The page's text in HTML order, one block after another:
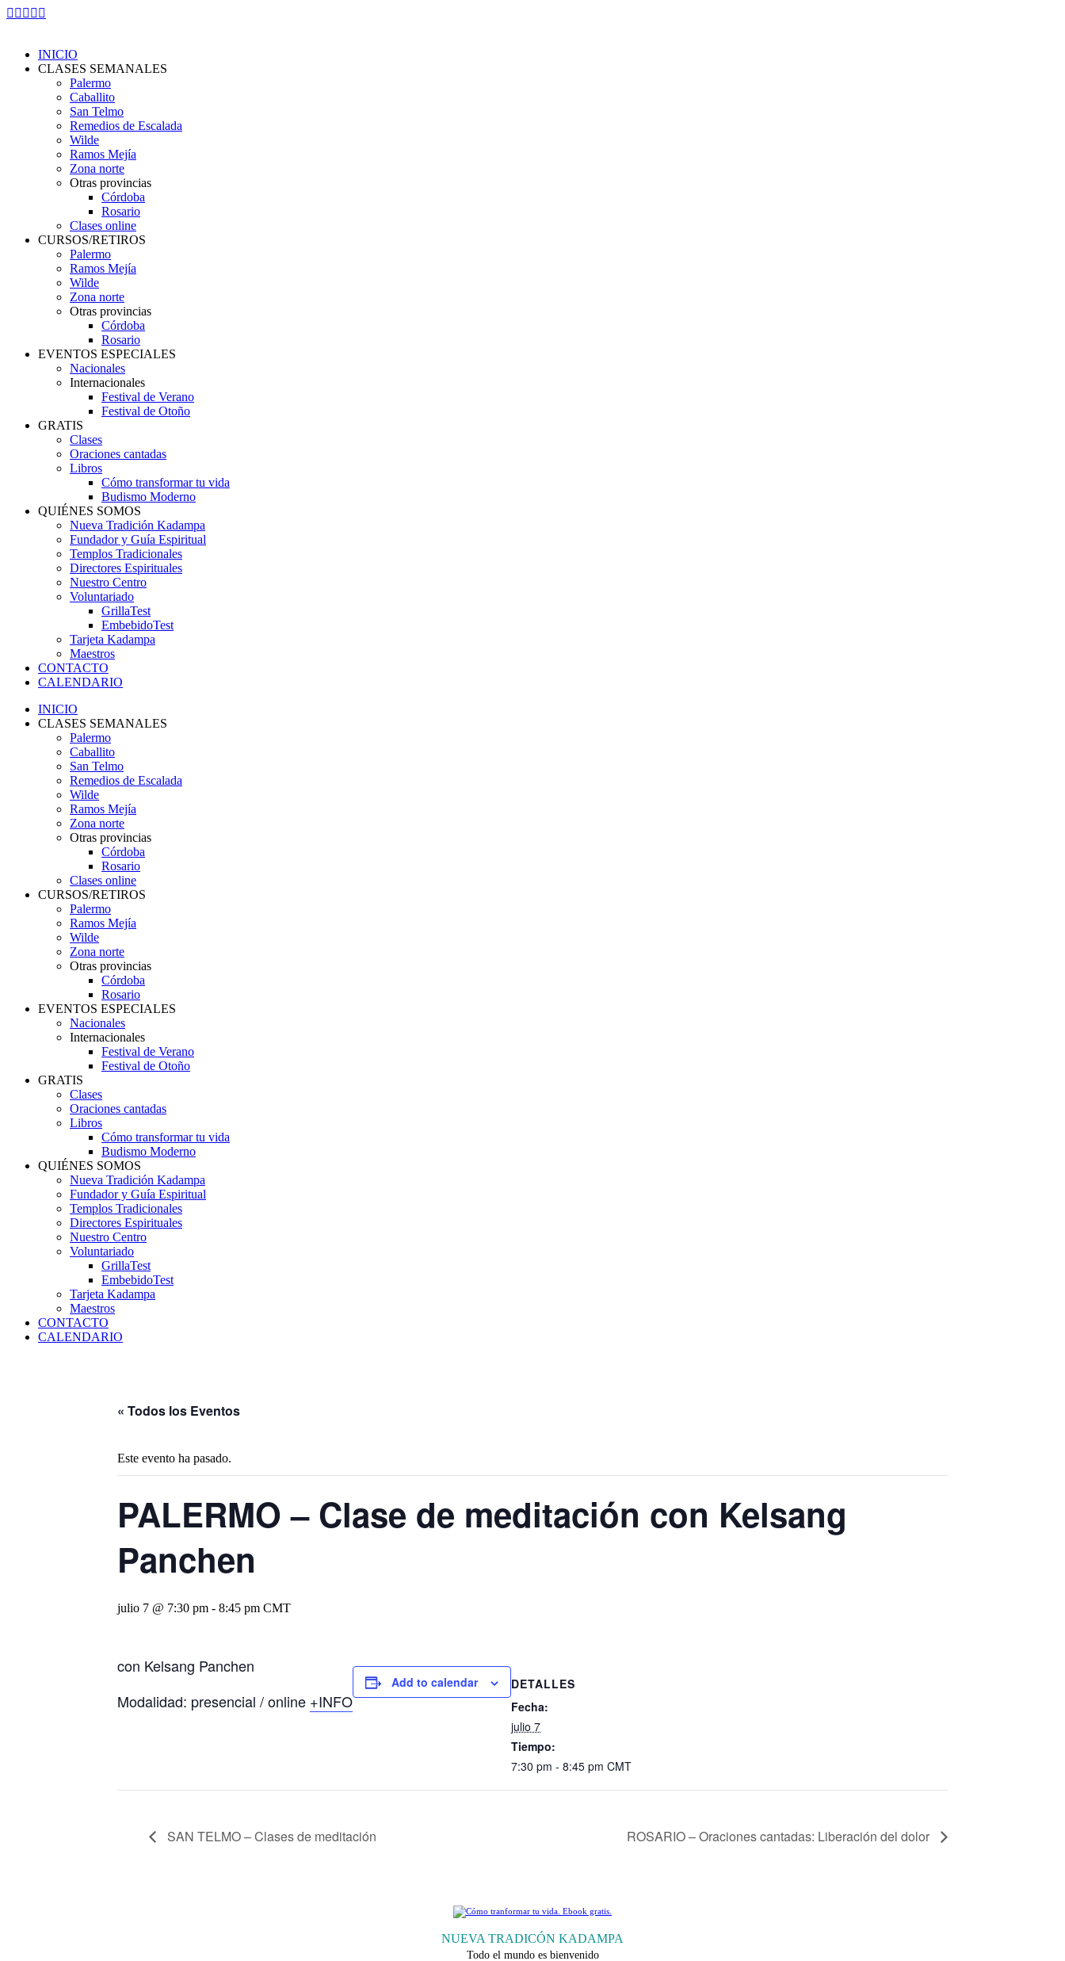
Skip
Facebook
new
Instagram
in
new
window
YouTube
in
new
window
Whatsapp
in
new
window
in
new
window
INICIO
CLASES SEMANALES
Palermo
Caballito
San Telmo
Remedios de Escalada
Wilde
Ramos Mejía
Zona norte
Otras provincias
Córdoba
Rosario
Clases online
CURSOS/RETIROS
Palermo
Ramos Mejía
Wilde
Zona norte
Otras provincias
Córdoba
Rosario
EVENTOS ESPECIALES
Nacionales
Internacionales
Festival de Verano
Festival de Otoño
GRATIS
Clases
Oraciones cantadas
Libros
Cómo transformar tu vida
Budismo Moderno
QUIÉNES SOMOS
Nueva Tradición Kadampa
Fundador y Guía Espiritual
Templos Tradicionales
Directores Espirituales
Nuestro Centro
Voluntariado
GrillaTest
EmbebidoTest
Tarjeta Kadampa
Maestros
CONTACTO
CALENDARIO
INICIO
CLASES SEMANALES
Palermo
Caballito
San Telmo
Remedios de Escalada
Wilde
Ramos Mejía
Zona norte
Otras provincias
Córdoba
Rosario
Clases online
CURSOS/RETIROS
Palermo
Ramos Mejía
Wilde
Zona norte
Otras provincias
Córdoba
Rosario
EVENTOS ESPECIALES
Nacionales
Internacionales
Festival de Verano
Festival de Otoño
GRATIS
Clases
Oraciones cantadas
Libros
Cómo transformar tu vida
Budismo Moderno
QUIÉNES SOMOS
Nueva Tradición Kadampa
Fundador y Guía Espiritual
Templos Tradicionales
Directores Espirituales
Nuestro Centro
Voluntariado
GrillaTest
EmbebidoTest
Tarjeta Kadampa
Maestros
CONTACTO
CALENDARIO
« Todos los Eventos
Este evento ha pasado.
PALERMO – Clase de meditación con Kelsang
Panchen
julio 7 @ 7:30 pm - 8:45 pm CMT
con Kelsang Panchen
Modalidad: presencial / online +INFO
Add to calendar
DETALLES
Fecha:
julio 7
Tiempo:
7:30 pm - 8:45 pm CMT
SAN TELMO – Clases de meditación ROSARIO – Oraciones cantadas: Liberación del dolor
NUEVA TRADICÓN KADAMPA
Todo el mundo es bienvenido